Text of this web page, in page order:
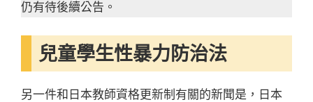
仍有待後續公告。
兒童學生性暴力防治法
另一件和日本教師資格更新制有關的新聞是，日本